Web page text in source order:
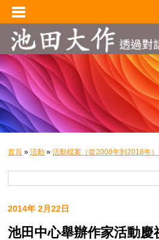
首頁 »活動 »活動檔案（從2008年到2018年）
2014年 2月22日
池田中心舉辦作家活動慶